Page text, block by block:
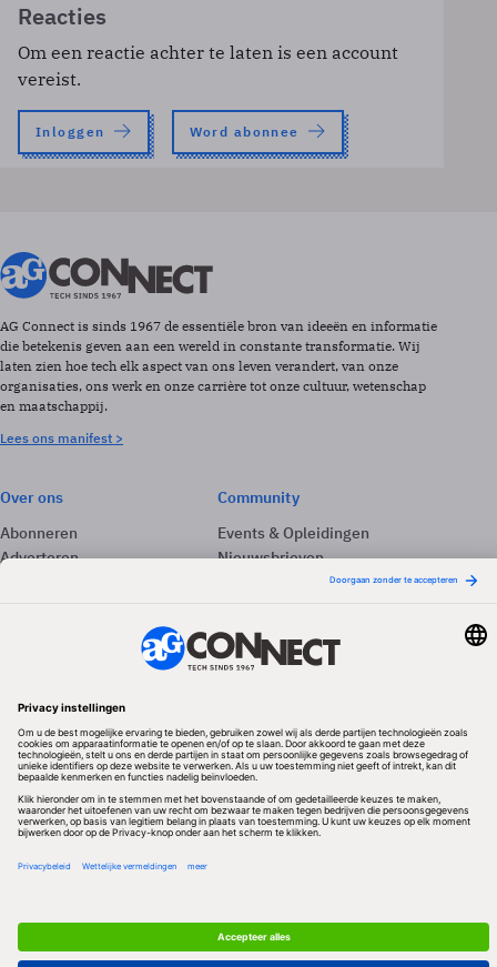
Reacties
Om een reactie achter te laten is een account
vereist.
Inloggen Word abonnee
AG Connect is sinds 1967 de essentiële bron van ideeën en informatie
die betekenis geven aan een wereld in constante transformatie. Wij
laten zien hoe tech elk aspect van ons leven verandert, van onze
organisaties, ons werk en onze carrière tot onze cultuur, wetenschap
en maatschappij.
Lees ons manifest >
Over ons
Abonneren
Adverteren
Community
Events & Opleidingen
Nieuwsbrieven
Volg ons
Redactionele partner